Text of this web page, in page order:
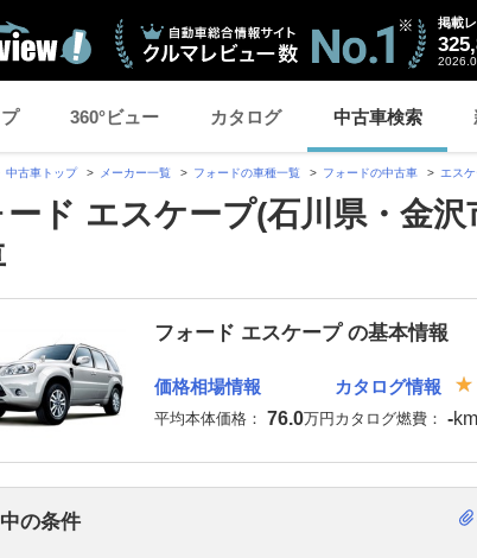
掲載
360°ビュー カタログ 中古車検索
中古車トップ メーカー一覧 フォードの車種一覧 フォードの中古車 エス
ード エスケープ(石川県・金沢
フォード エスケープ の基本情報
価格相場情報
平均本体価格： 76.0万円
カタログ情報
カタログ燃費： -
の条件